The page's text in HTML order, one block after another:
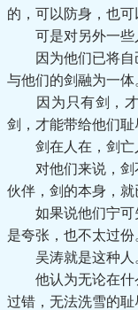
的，可以防身，也可
可是对另外一些人
因为他们已将自
与他们的剑融为一体
因为只有剑，才
剑，才能带给他们耻
剑在人在，剑亡
对他们来说，剑
伙伴，剑的本身，就
如果说他们宁可
是夸张，也不太过份
吴涛就是这种人
他认为无论在什
过错，无法洗雪的